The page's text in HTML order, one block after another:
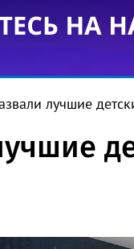
лучшие